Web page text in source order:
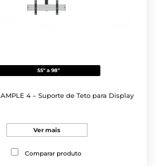
55" a 98"
4 – Suporte de Teto para Display
Ver mais
Comparar produto